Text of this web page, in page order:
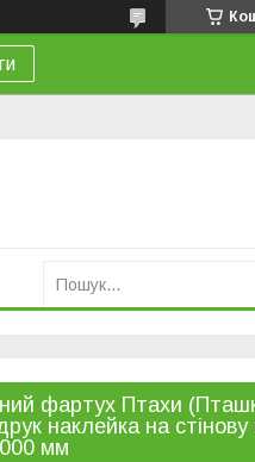
фартух Птахи
наклейка на стінову
мм